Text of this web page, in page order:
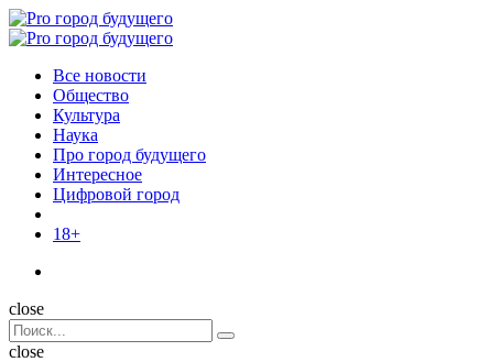
Menu
Поиск
Menu
Pro
Все новости
Общество
Культура
Наука
Про город будущего
Интересное
Цифровой город
18+
Поиск
close
Search
for:
Поиск
close